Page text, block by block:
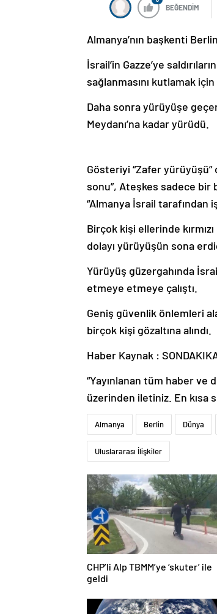
BEĞENDİM
Almanya’nın başkenti
İsrail’in Gazze’ye
sağlanmasını kutlamak
Daha sonra yürüyüşe
Meydanı’na kadar yürüdü.
Gösteriyi “Zafer
sonu”, Ateşkes sadece bir
“Almanya İsrail tarafından
Birçok kişi ellerinde
dolayı yürüyüşün sona
Yürüyüş güzergahında
etmeye etmeye çalıştı.
Geniş güvenlik önlemleri
birçok kişi gözaltına alındı.
Haber Kaynak :
“Yayınlanan tüm haber
üzerinden iletiniz. En kısa
Almanya Berlin Dünya
Uluslararası İlişkiler
CHP’li Alp TBMM’ye ‘skuter’ ile
geldi